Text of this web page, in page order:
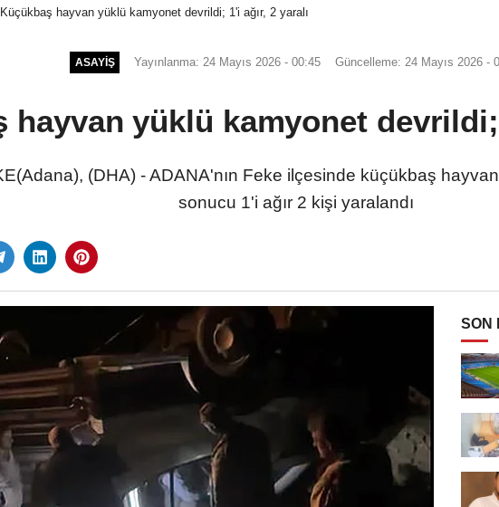
Küçükbaş hayvan yüklü kamyonet devrildi; 1'i ağır, 2 yaralı
ASAYIŞ Yayınlanma: 24 Mayıs 2026 - 00:45 Güncelleme: 24 Mayıs 2026 -
hayvan yüklü kamyonet devrildi;
(DHA) - ADANA'nın Feke ilçesinde küçükbaş
sonucu 1'i ağır 2 kişi yaralandı
SON